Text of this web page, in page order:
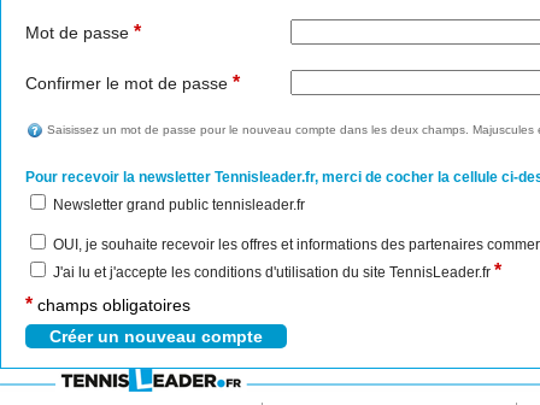
Mot de passe *
Confirmer le mot de passe *
Saisissez un mot de passe pour le nouveau compte dans les deux champs. Majuscules
Pour recevoir la newsletter Tennisleader.fr, merci de cocher la cellule ci-
Newsletter grand public tennisleader.fr
OUI, je souhaite recevoir les offres et informations des partenaires
J'ai lu et j'accepte les conditions d'utilisation du site TennisLeader.fr *
* champs obligatoires